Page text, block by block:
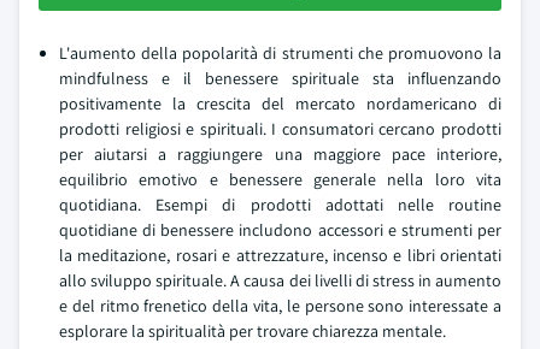
L'aumento della popolarità di strumenti che promuovono la
mindfulness e il benessere spirituale sta influenzando
positivamente la crescita del mercato nordamericano di
prodotti religiosi e spirituali. I consumatori cercano prodotti
per aiutarsi a raggiungere una maggiore pace interiore,
equilibrio emotivo e benessere generale nella loro vita
quotidiana. Esempi di prodotti adottati nelle routine
quotidiane di benessere includono accessori e strumenti per
la meditazione, rosari e attrezzature, incenso e libri orientati
allo sviluppo spirituale. A causa dei livelli di stress in aumento
e del ritmo frenetico della vita, le persone sono interessate a
esplorare la spiritualità per trovare chiarezza mentale.